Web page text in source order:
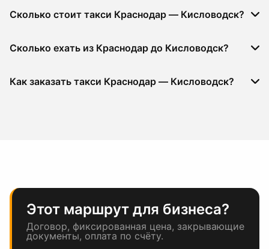
Сколько стоит такси Краснодар — Кисловодск?
Сколько ехать из Краснодар до Кисловодск?
Как заказать такси Краснодар — Кисловодск?
Этот маршрут для бизнеса?
Договор, фиксированная цена, закрывающие
документы, оплата по счёту.